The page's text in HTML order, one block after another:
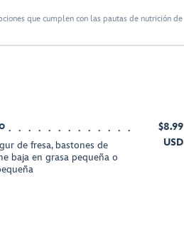
que cumplen con las pautas de nutrición de
de fresa, bastones de
baja en grasa pequeña o
$8.99
USD